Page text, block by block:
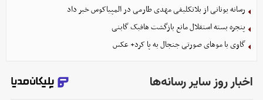
رسانه یونانی از بلاتکلیفی مهدی طارمی در المپیاکوس خبر داد
پنجره بسته استقلال مانع بازگشت هافبک گابنی
گاوی با موهای صورتی جنجال به پا کرد+ عکس